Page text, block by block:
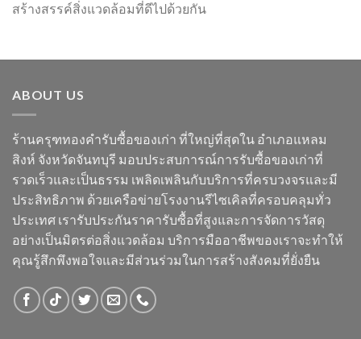
สร้างสรรค์สิ่งแวดล้อมที่ดีไปด้วยกัน
ABOUT US
ร้านครุฑทองคำรับซื้อของเก่า ที่ใหญ่ที่สุดใน อำเภอแหลม
สิงห์ จังหวัดจันทบุรี มอบประสบการณ์การรับซื้อของเก่าที่
รวดเร็วและเป็นธรรม เพลิดเพลินกับบริการที่ครบวงจรและมี
ประสิทธิภาพ ด้วยเครือข่ายโรงงานรีไซเคิลที่ครอบคลุมทั่ว
ประเทศ เรารับประกันราคารับซื้อที่สูงและการจัดการวัสดุ
อย่างเป็นมิตรต่อสิ่งแวดล้อม บริการมืออาชีพของเราจะทำให้
คุณรู้สึกพึงพอใจและมีส่วนร่วมในการสร้างสังคมที่ยั่งยืน